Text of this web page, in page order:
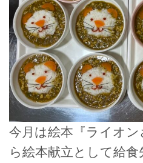
今月は絵本『ライオ
ら絵本献立として給